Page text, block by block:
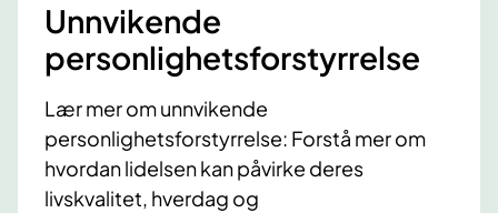
Unnvikende
personlighetsforstyrrelse
Lær mer om unnvikende
personlighetsforstyrrelse: Forstå mer om
hvordan lidelsen kan påvirke deres
livskvalitet, hverdag og